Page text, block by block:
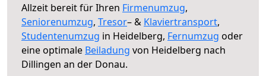
Allzeit bereit für Ihren Firmenumzug,
Seniorenumzug, Tresor– & Klaviertransport,
Studentenumzug in Heidelberg, Fernumzug oder
eine optimale Beiladung von Heidelberg nach
Dillingen an der Donau.